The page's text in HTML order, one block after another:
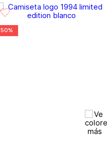
50%